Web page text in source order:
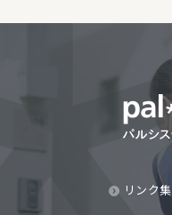
リンク集